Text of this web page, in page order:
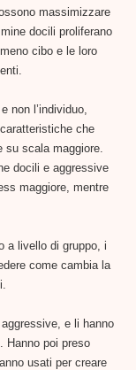
massimizzare
docili proliferano
cibo e le loro
non l’individuo,
che
scala maggiore.
docili e aggressive
maggiore, mentre
a livello di gruppo, i
come cambia la
e li hanno
Hanno poi preso
usati per creare